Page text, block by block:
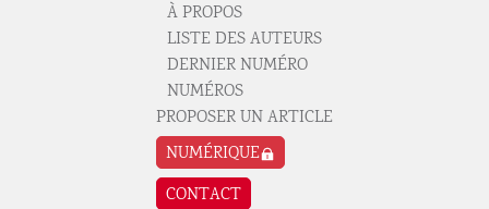
Pied de page revue 1
À PROPOS
LISTE DES AUTEURS
DERNIER NUMÉRO
NUMÉROS
Pied de page revue 2
PROPOSER UN ARTICLE
NUMÉRIQUE
CONTACT